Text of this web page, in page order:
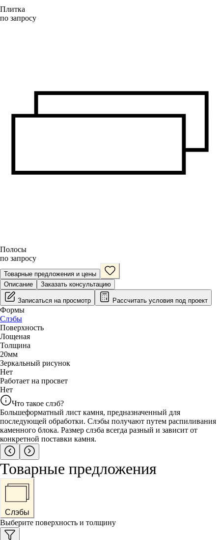
Плитка
по запросу
Полосы
по запросу
Товарные предложения и цены
Описание
Заказать консультацию
Записаться на просмотр Рассчитать условия под проект
Формы
Слэбы
Поверхность
Лощеная
Толщина
20мм
Зеркальный рисунок
Нет
Работает на просвет
Нет
Что такое слэб?
Большеформатный лист камня, предназначенный для
последующей обработки. Слэбы получают путем распиливания
каменного блока. Размер слэба всегда разный и зависит от
конкретной поставки камня.
Товарные предложения
Слэбы
Выберите поверхность и толщину